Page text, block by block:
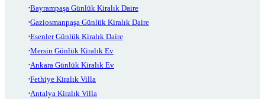
Bayrampaşa Günlük Kiralık Daire
Gaziosmanpaşa Günlük Kiralık Daire
Esenler Günlük Kiralık Daire
Mersin Günlük Kiralık Ev
Ankara Günlük Kiralık Ev
Fethiye Kiralık Villa
Antalya Kiralık Villa